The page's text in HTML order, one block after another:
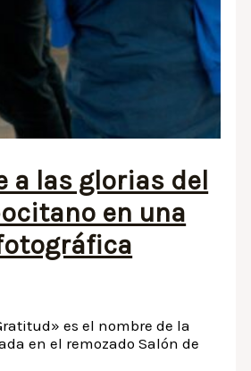
a las glorias del
en una
es el nombre de la
en el remozado Salón de